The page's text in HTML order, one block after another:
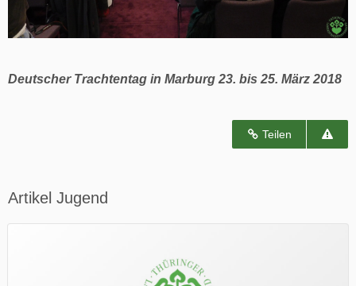
Deutscher Trachtentag in Marburg 23. bis 25. März 2018
Teilen
Artikel Jugend